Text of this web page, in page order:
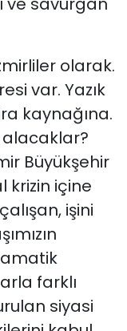
olarak.
var. Yazık
kaynağına.
alacaklar?
Büyükşehir
krizin içine
işini
farklı
siyasi